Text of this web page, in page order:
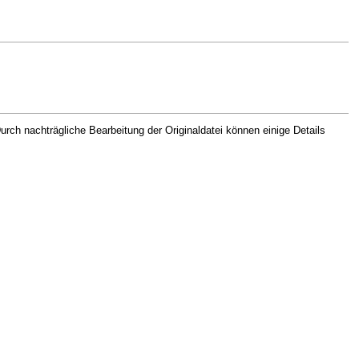
nachträgliche Bearbeitung der Originaldatei können einige Details